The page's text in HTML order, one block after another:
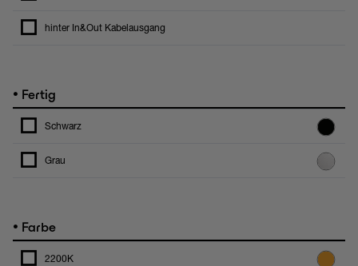
hinter In&Out Kabelausgang
• Fertig
Schwarz
Grau
• Farbe
2200K